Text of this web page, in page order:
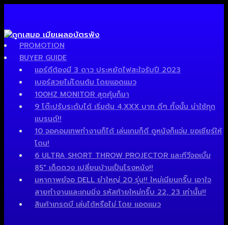
PROMOTION
BUYER GUIDE
แอร์ดีต้องมี 3 ดาว ประหยัดไฟสะใจรับปี 2023
เบอร์สวยไม่โดนต้ม โดยแอดแมว
100HZ MONITOR สุดคุ้มก็มา
9 โต๊ะปรับระดับได้ เริ่มต้น 4,XXX บาท ดีๆ ทั้งนั้น น่าใช้ทุก
แบรนด์!!
10 จอคอมเทพทำงานก็ได้ เล่นเกมก็ดี ดูหนังก็แจ่ม ขอเชียร์ให้
โดน!
6 ULTRA SHORT THROW PROJECTOR และทีวีจอเบิ้ม
85″ เด็ดดวง เปลี่ยนบ้านเป็นโรงหนัง!!
มหากาพย์จอ DELL ยำใหญ่ 20 รุ่น!! ใหม่เนียนกริ๊บ เอาใจ
สายทำงานและเกมมิ่ง รหัสท้ายใหม่กริ๊บ 22, 23 เท่านั้น!!
สินค้าเกรดบี เล่นได้หรือไม่ โดย แอดแมว